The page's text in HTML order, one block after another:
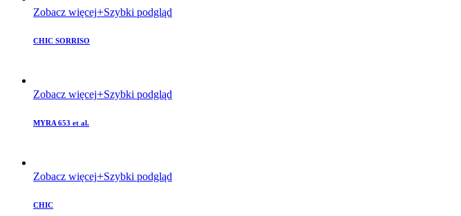
Zobacz więcej Szybki podgląd
CHIC SORRISO
Zobacz więcej Szybki podgląd
MYRA 653 et al.
Zobacz więcej Szybki podgląd
CHIC